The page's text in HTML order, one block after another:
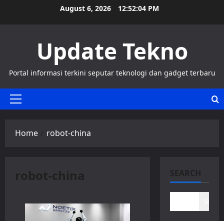
August 6, 2026 12:52:05 PM
Update Tekno
Portal informasi terkini seputar teknologi dan gadget terbaru
Primary
Home robot-china
robot-china SEARCH